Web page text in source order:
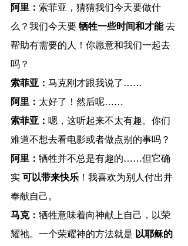
阿里： 索菲亚，猜猜我们今天要做什
么？我们今天要 牺牲一些时间和才能 去
帮助有需要的人！你愿意和我们一起去
吗？
索菲亚： 马克刚才跟我说了……
阿里： 太好了！然后呢……
索菲亚： 嗯，这听起来不太有趣。你们
难道不想去看电影或者做点别的事吗？
阿里： 牺牲并不总是有趣的……但它确
实 可以带来快乐 ！我喜欢为别人付出并
奉献自己。
马克： 牺牲意味着向神献上自己，以荣
耀祂。一个荣耀神的方法就是 以耶稣的